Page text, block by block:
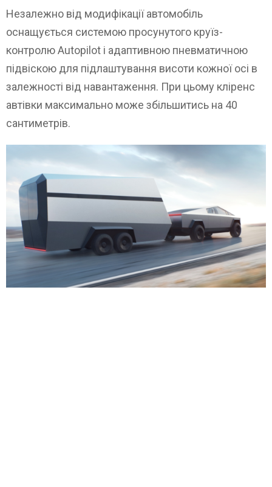
Незалежно від модифікації автомобіль
оснащується системою просунутого круїз-
контролю Autopilot і адаптивною пневматичною
підвіскою для підлаштування висоти кожної осі в
залежності від навантаження. При цьому кліренс
автівки максимально може збільшитись на 40
сантиметрів.